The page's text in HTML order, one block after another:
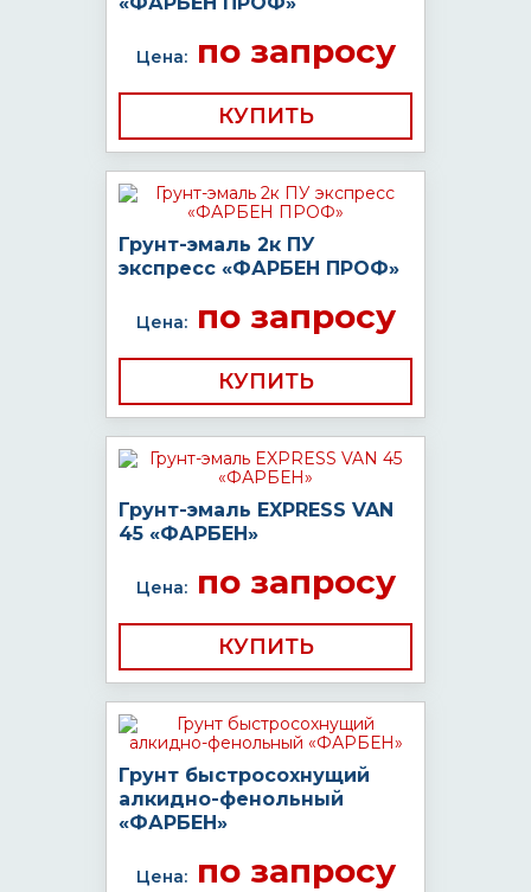
Цена:по запросу
КУПИТЬ
Грунт-эмаль 2к ПУ
экспресс «ФАРБЕН ПРОФ»
Цена:по запросу
КУПИТЬ
Грунт-эмаль EXPRESS VAN
45 «ФАРБЕН»
Цена:по запросу
КУПИТЬ
Грунт быстросохнущий
алкидно-фенольный
«ФАРБЕН»
Цена:по запросу